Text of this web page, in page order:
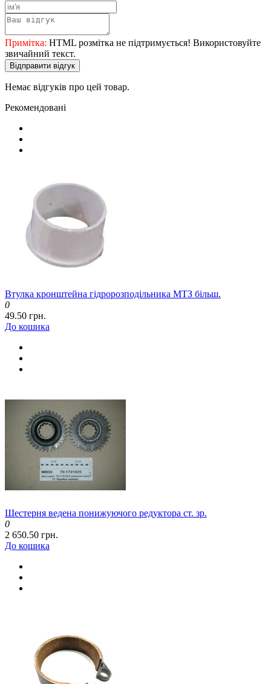
Примітка: HTML розмітка не підтримується! Використовуйте
звичайний текст.
Відправити відгук
Немає відгуків про цей товар.
Рекомендовані
Втулка кронштейна гідророзподільника МТЗ більш.
0
49.50 грн.
До кошика
Шестерня ведена понижуючого редуктора ст. зр.
0
2 650.50 грн.
До кошика